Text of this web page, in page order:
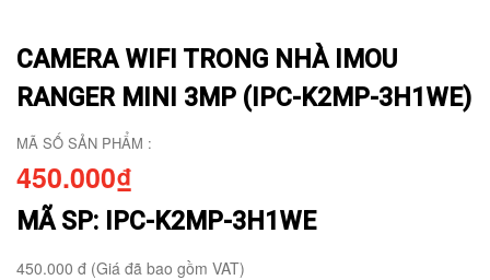
CAMERA WIFI TRONG NHÀ IMOU
RANGER MINI 3MP (IPC-K2MP-3H1WE)
MÃ SỐ SẢN PHẨM :
450.000₫
MÃ SP: IPC-K2MP-3H1WE
450.000 đ (Giá đã bao gồm VAT)